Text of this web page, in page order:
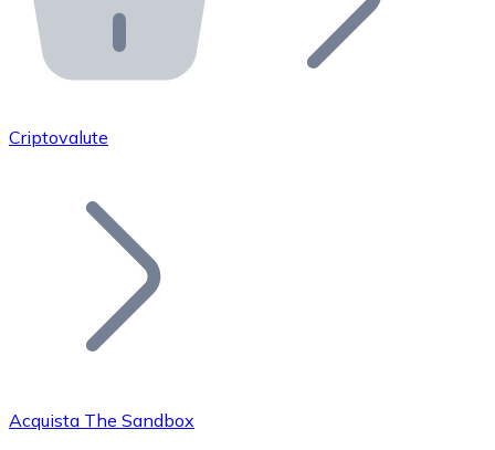
API Bitnovo
Integra la nostra API nel tuo ecosistema.
Unisciti alla nostra rete di rivenditori e
Aggiungi il token del tuo progetto al nostro servizio di
Criptovalute
Acquista The Sandbox